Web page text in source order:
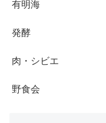
有明海
発酵
肉・シビエ
野食会